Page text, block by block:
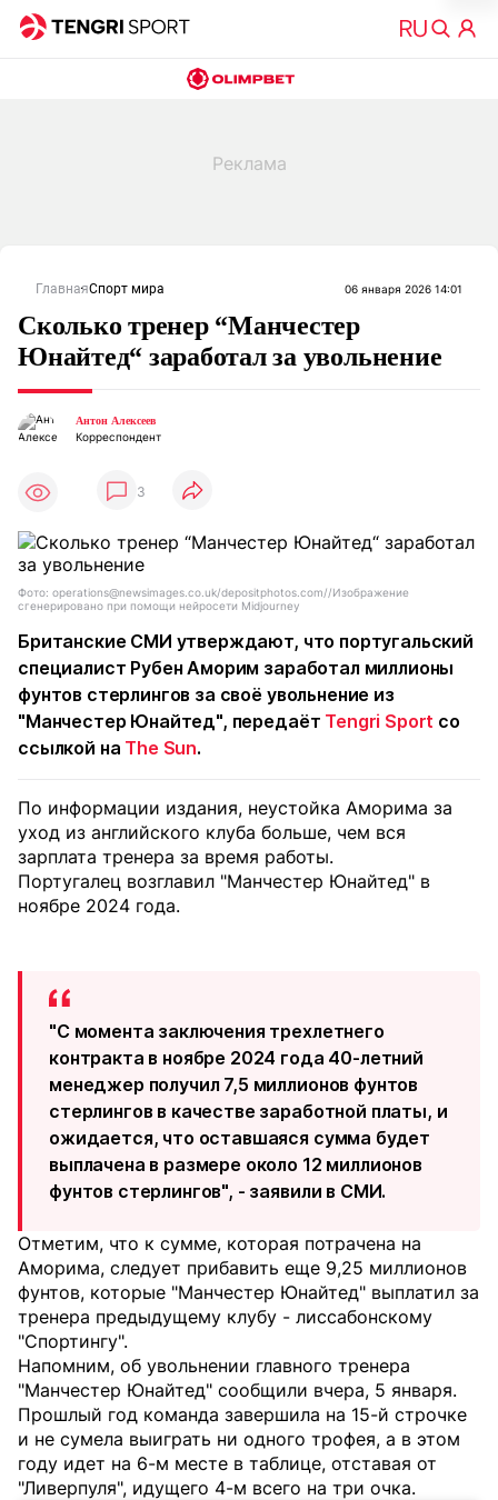
ГлавнаяСпорт мира 06 января 2026 14:01
Сколько тренер “Манчестер
Юнайтед“ заработал за увольнение
Антон Алексеев
Корреспондент
3
Фото: operations@newsimages.co.uk/depositphotos.com//Изображение
сгенерировано при помощи нейросети Midjourney
Британские СМИ утверждают, что португальский
специалист Рубен Аморим заработал миллионы
фунтов стерлингов за своё увольнение из
"Манчестер Юнайтед", передаёт Tengri Sport со
ссылкой на The Sun.
По информации издания, неустойка Аморима за
уход из английского клуба больше, чем вся
зарплата тренера за время работы.
Португалец возглавил "Манчестер Юнайтед" в
ноябре 2024 года.
"С момента заключения трехлетнего
контракта в ноябре 2024 года 40-летний
менеджер получил 7,5 миллионов фунтов
стерлингов в качестве заработной платы, и
ожидается, что оставшаяся сумма будет
выплачена в размере около 12 миллионов
фунтов стерлингов", - заявили в СМИ.
Отметим, что к сумме, которая потрачена на
Аморима, следует прибавить еще 9,25 миллионов
фунтов, которые "Манчестер Юнайтед" выплатил за
тренера предыдущему клубу - лиссабонскому
"Спортингу".
Напомним, об увольнении главного тренера
"Манчестер Юнайтед" сообщили вчера, 5 января.
Прошлый год команда завершила на 15-й строчке
и не сумела выиграть ни одного трофея, а в этом
году идет на 6-м месте в таблице, отставая от
"Ливерпуля", идущего 4-м всего на три очка.